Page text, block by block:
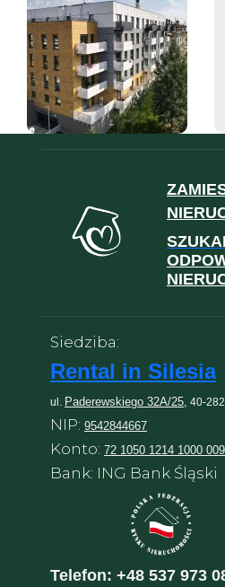
Siedziba:
Rental in Silesia
ul. Paderewskiego 32A/25, 40-282
NIP: 9542844667
Konto: 72 1050 1214 1000
Bank: ING Bank Śląski
Telefon: +48 537 973